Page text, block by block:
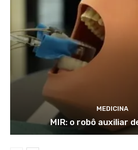
MEDICINA
MIR: o robô auxiliar